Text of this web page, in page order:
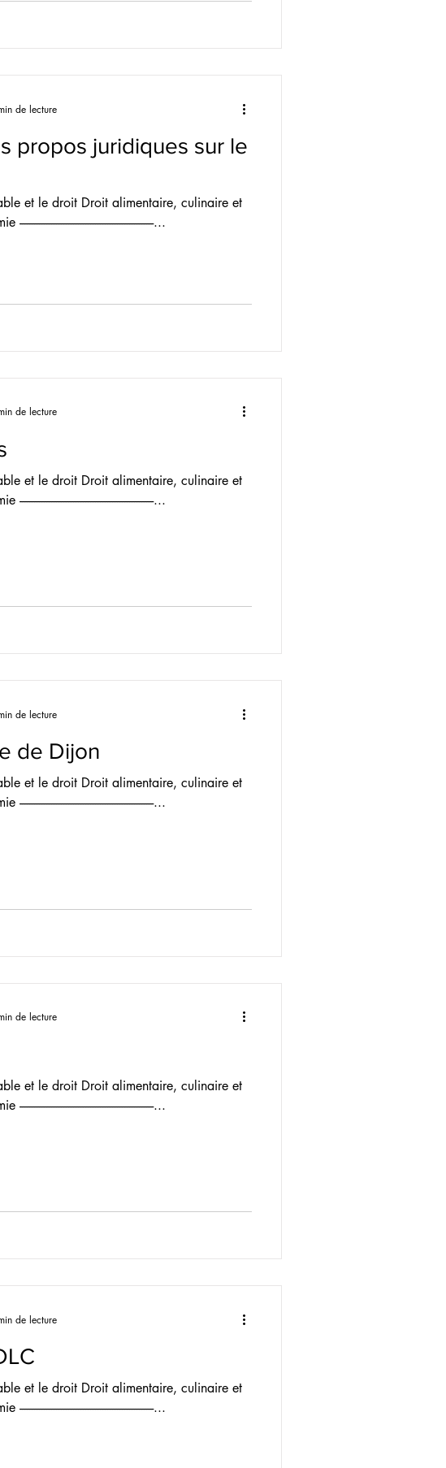
propos juridiques sur le
et le droit Droit alimentaire, culinaire et
...
de lecture
et le droit Droit alimentaire, culinaire et
...
de lecture
de Dijon
et le droit Droit alimentaire, culinaire et
...
de lecture
et le droit Droit alimentaire, culinaire et
...
de lecture
et le droit Droit alimentaire, culinaire et
...
de lecture